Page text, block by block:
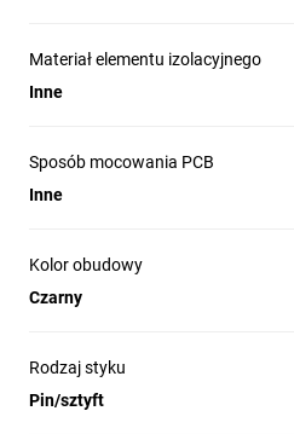
Materiał elementu izolacyjnego
Inne
Sposób mocowania PCB
Inne
Kolor obudowy
Czarny
Rodzaj styku
Pin/sztyft